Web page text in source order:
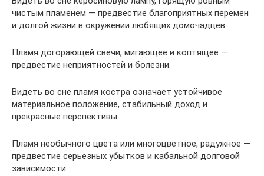
чистым пламенем — предвестие благоприятных перемен
и долгой жизни в окружении любящих домочадцев.
Пламя догорающей свечи, мигающее и коптящее —
предвестие неприятностей и болезни.
Видеть во сне пламя костра означает устойчивое
материальное положение, стабильный доход и
прекрасные перспективы.
Пламя необычного цвета или многоцветное, радужное —
предвестие серьезных убытков и кабальной долговой
зависимости.